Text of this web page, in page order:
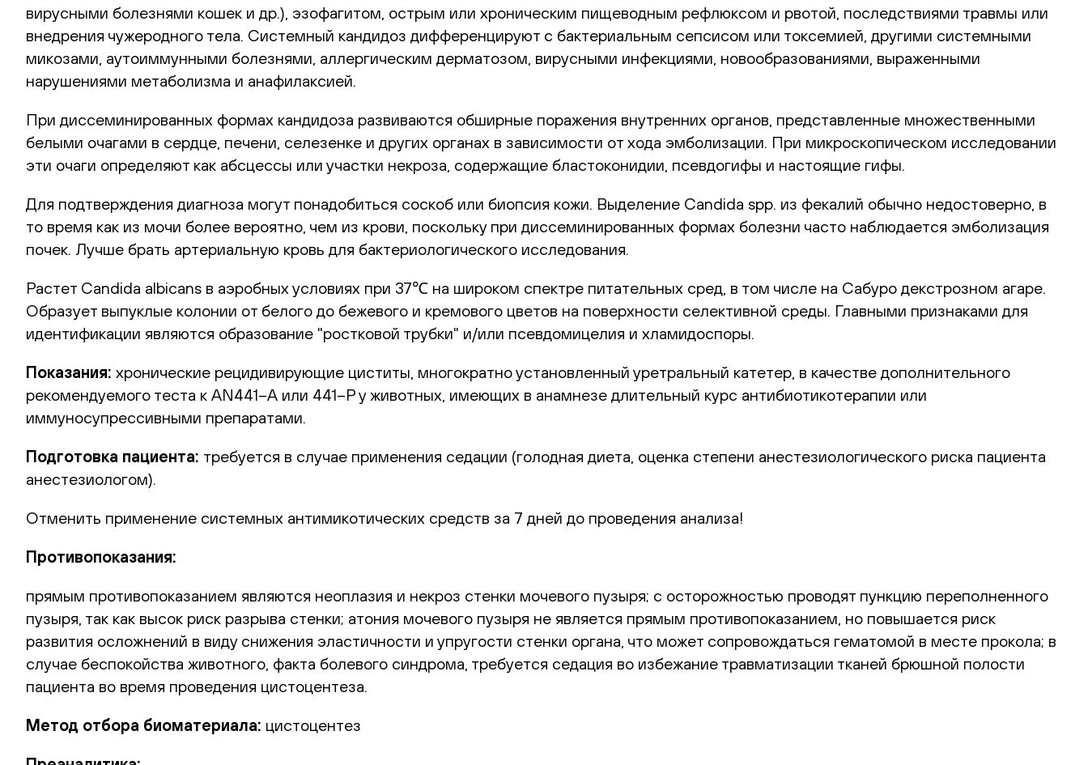
вирусными болезнями кошек и др.), эзофагитом, острым или хроническим пищеводным рефлюксом и рвотой, последствиями травмы или
внедрения чужеродного тела. Системный кандидоз дифференцируют с бактериальным сепсисом или токсемией, другими системными
микозами, аутоиммунными болезнями, аллергическим дерматозом, вирусными инфекциями, новообразованиями, выраженными
нарушениями метаболизма и анафилаксией.
При диссеминированных формах кандидоза развиваются обширные поражения внутренних органов, представленные множественными
белыми очагами в сердце, печени, селезенке и других органах в зависимости от хода эмболизации. При микроскопическом исследовании
эти очаги определяют как абсцессы или участки некроза, содержащие бластоконидии, псевдогифы и настоящие гифы.
Для подтверждения диагноза могут понадобиться соскоб или биопсия кожи. Выделение Candida spp. из фекалий обычно недостоверно, в
то время как из мочи более вероятно, чем из крови, поскольку при диссеминированных формах болезни часто наблюдается эмболизация
почек. Лучше брать артериальную кровь для бактериологического исследования.
Растет Candida albicans в аэробных условиях при 37℃ на широком спектре питательных сред, в том числе на Сабуро декстрозном агаре.
Образует выпуклые колонии от белого до бежевого и кремового цветов на поверхности селективной среды. Главными признаками для
идентификации являются образование "ростковой трубки" и/или псевдомицелия и хламидоспоры.
Показания: хронические рецидивирующие циститы, многократно установленный уретральный катетер, в качестве дополнительного
рекомендуемого теста к AN441–А или 441–Р у животных, имеющих в анамнезе длительный курс антибиотикотерапии или
иммуносупрессивными препаратами.
Подготовка пациента: требуется в случае применения седации (голодная диета, оценка степени анестезиологического риска пациента
анестезиологом).
Отменить применение системных антимикотических средств за 7 дней до проведения анализа!
Противопоказания:
прямым противопоказанием являются неоплазия и некроз стенки мочевого пузыря; с осторожностью проводят пункцию переполненного
пузыря, так как высок риск разрыва стенки; атония мочевого пузыря не является прямым противопоказанием, но повышается риск
развития осложнений в виду снижения эластичности и упругости стенки органа, что может сопровождаться гематомой в месте прокола; в
случае беспокойства животного, факта болевого синдрома, требуется седация во избежание травматизации тканей брюшной полости
пациента во время проведения цистоцентеза.
Метод отбора биоматериала: цистоцентез